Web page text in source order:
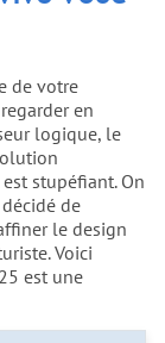
de votre
en
logique, le
stupéfiant. On
de
le design
Voici
est une